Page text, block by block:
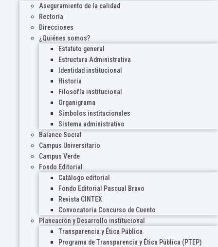
Aseguramiento de la calidad
Rectoría
Direcciones
¿Quiénes somos?
Estatuto general
Estructura Administrativa
Identidad institucional
Historia
Filosofía institucional
Organigrama
Símbolos institucionales
Sistema administrativo
Balance Social
Campus Universitario
Campus Verde
Fondo Editorial
Catálogo editorial
Fondo Editorial Pascual Bravo
Revista CINTEX
Convocatoria Concurso de Cuento
Planeación y Desarrollo institucional
Transparencia y Ética Pública
Programa de Transparencia y Ética Pública (PTEP)